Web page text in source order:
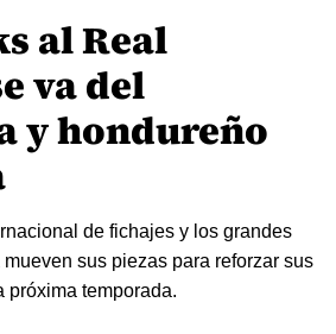
al Real
va del
y hondureño
de fichajes y los grandes
sus piezas para reforzar sus
próxima temporada.